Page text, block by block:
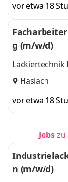
vor etwa 18
g (m/w/d)
Lackiertechnik
Haslach
vor etwa 18
Jobszu
n (m/w/d)